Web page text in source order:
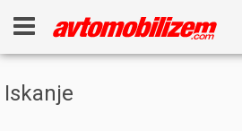
Iskanje